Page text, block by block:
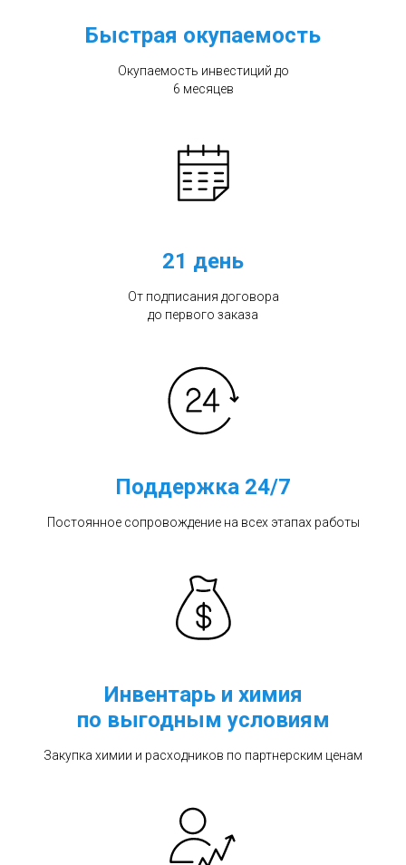
Быстрая окупаемость
Окупаемость инвестиций до
6 месяцев
21 день
От подписания договора
до первого заказа
Поддержка 24/7
Постоянное сопровождение на всех этапах работы
Инвентарь и химия
по выгодным условиям
Закупка химии и расходников по партнерским ценам